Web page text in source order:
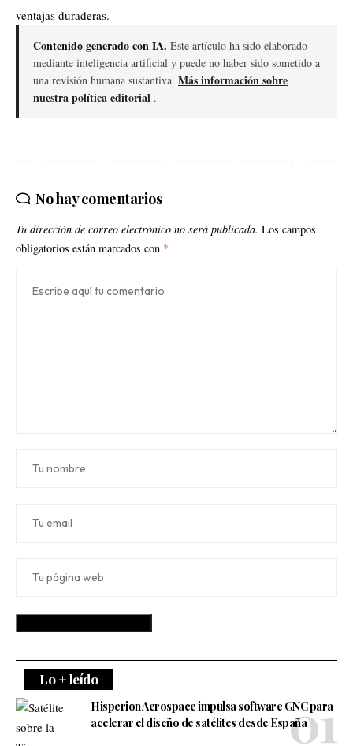
ventajas duraderas.
Contenido generado con IA. Este artículo ha sido elaborado
mediante inteligencia artificial y puede no haber sido sometido a
una revisión humana sustantiva. Más información sobre
nuestra política editorial .
No hay comentarios
Tu dirección de correo electrónico no será publicada. Los campos
obligatorios están marcados con *
Lo + leído
Hisperion Aerospace impulsa software GNC para
acelerar el diseño de satélites desde España